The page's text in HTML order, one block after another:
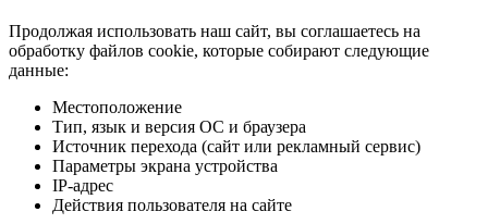
Продолжая использовать наш сайт, вы соглашаетесь на
обработку файлов cookie, которые собирают следующие
данные:
Местоположение
Тип, язык и версия ОС и браузера
Источник перехода (сайт или рекламный сервис)
Параметры экрана устройства
IP-адрес
Действия пользователя на сайте